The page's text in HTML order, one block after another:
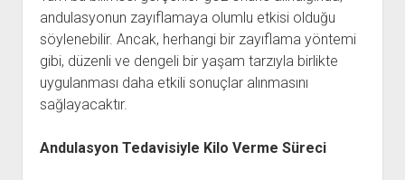
andulasyonun zayıflamaya olumlu etkisi olduğu
söylenebilir. Ancak, herhangi bir zayıflama yöntemi
gibi, düzenli ve dengeli bir yaşam tarzıyla birlikte
uygulanması daha etkili sonuçlar alınmasını
sağlayacaktır.
Andulasyon Tedavisiyle Kilo Verme Süreci